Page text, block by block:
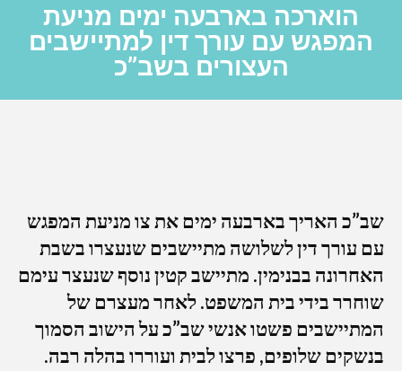
הוארכה בארבעה ימים מניעת
המפגש עם עורך דין למתיישבים
העצורים בשב”כ
שב”כ האריך בארבעה ימים את צו מניעת המפגש
עם עורך דין לשלושה מתיישבים שנעצרו בשבת
האחרונה בבנימין. מתיישב קטין נוסף שנעצר עימם
שוחרר בידי בית המשפט. לאחר מעצרם של
המתיישבים פשטו אנשי שב”כ על הישוב הסמוך
בנשקים שלופים, פרצו לבית ועוררו בהלה רבה.